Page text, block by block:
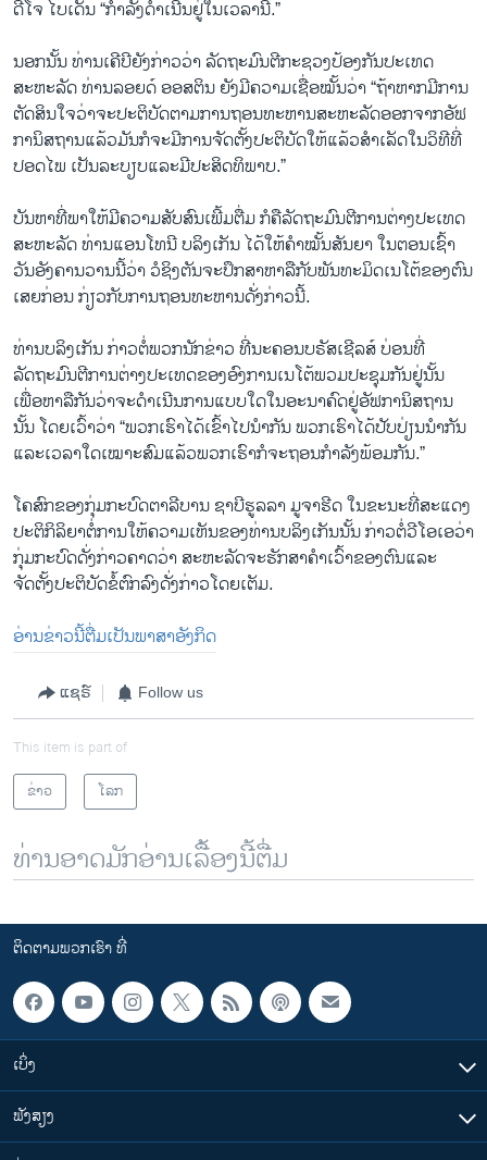
ດີໂຈ ໄບເດັນ “ກຳລັງດຳເນີນຢູ່ໃນເວລານີ້.”
ນອກນັ້ນ ທ່ານເຄີບີຍັງກ່າວວ່າ ລັດຖະມົນຕີກະຊວງປ້ອງກັນປະເທດ
ສະຫະລັດ ທ່ານລອຍດ໌ ອອສຕິນ ຍັງມີຄວາມເຊື່ອໝັ້ນວ່າ “ຖ້າຫາກມີການ
ຕັດສິນໃຈວ່າຈະປະຕິບັດຕາມການຖອນທະຫານສະຫະລັດອອກຈາກອັຟ
ການິສຖານແລ້ວມັນກໍຈະມີການຈັດຕັ້ງປະຕິບັດໃຫ້ແລ້ວສຳເລັດໃນວິທີທີ່
ປອດໄພ ເປັນລະບຽບແລະມີປະສິດທິພາບ.”
ບັນຫາທີ່ພາໃຫ້ມີຄວາມສັບສົນເພີ້ມຕື່ມ ກໍຄືລັດຖະມົນຕີການຕ່າງປະເທດ
ສະຫະລັດ ທ່ານແອນໂທນີ ບລິງເກັນ ໄດ້ໃຫ້ຄຳໝັ້ນສັນຍາ ໃນຕອນເຊົ້າ
ວັນອັງຄານວານນີ້ວ່າ ວໍຊິງຕັນຈະປຶກສາຫາລືກັບພັນທະມິດເນໂຕ້ຂອງຕົນ
ເສຍກ່ອນ ກ່ຽວກັບການຖອນທະຫານດັ່ງກ່າວນີ້.
ທ່ານບລິງເກັນ ກ່າວຕໍ່ພວກນັກຂ່າວ ທີ່ນະຄອນບຣັສເຊີລສ໌ ບ່ອນທີ່
ລັດຖະມົນຕີການຕ່າງປະເທດຂອງອົງການເນໂຕ້ພວມປະຊຸມກັນຢູ່ນັ້ນ
ເພື່ອຫາລືກັນວ່າຈະດຳເນີນການແບບໃດໃນອະນາຄົດຢູ່ອັຟການິສຖານ
ນັ້ນ ໂດຍເວົ້າວ່າ “ພວກເຮົາໄດ້ເຂົ້າໄປນຳກັນ ພວກເຮົາໄດ້ປັບປ່ຽນນຳກັນ
ແລະເວລາໃດເໝາະສົມແລ້ວພວກເຮົາກໍຈະຖອນກຳລັງພ້ອມກັນ.”
ໂຄສົກຂອງກຸ່ມກະບົດຕາລີບານ ຊາບີຮູລລາ ມູຈາຮີດ ໃນຂະນະທີ່ສະແດງ
ປະຕິກິລິຍາຕໍ່ການໃຫ້ຄວາມເຫັນຂອງທ່ານບລິງເກັນນັ້ນ ກ່າວຕໍ່ວີໂອເອວ່າ
ກຸ່ມກະບົດດັ່ງກ່າວຄາດວ່າ ສະຫະລັດຈະຮັກສາຄຳເວົ້າຂອງຕົນແລະ
ຈັດຕັ້ງປະຕິບັດຂໍ້ຕົກລົງດັ່ງກ່າວໂດຍເຕັມ.
ອ່ານຂ່າວນີ້ຕື່ມເປັນພາສາອັງກິດ
ແຊຣ໌ Follow us
This item is part of
ຂ່າວ
ໂລກ
ທ່ານອາດມັກອ່ານເລື້ອງນີ້ຕື່ມ
ຕິດຕາມພວກເຮົາ ທີ່
ເບິ່ງ
ຟັງສຽງ